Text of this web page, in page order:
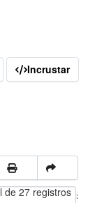
Incrustar